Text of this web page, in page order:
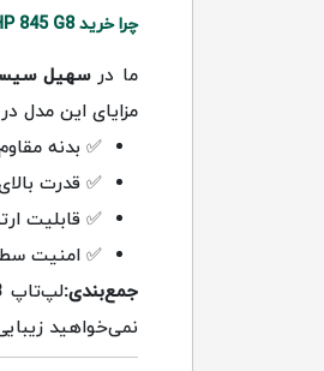
چرا خرید HP 845 G8 از سهیل سیستم پیشنهاد می‌شود؟
ما درسهیل
مزایای این مدل
✅ بدنه
✅ قدرت بالای
✅ قابلیت
✅ امنیت
جمع‌بندی:لپ‌تاپ
نمی‌خواهید